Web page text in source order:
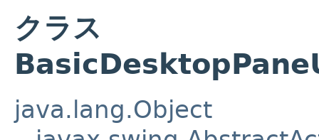
クラス
java.lang.Object